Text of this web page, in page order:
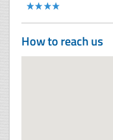
How to reach us